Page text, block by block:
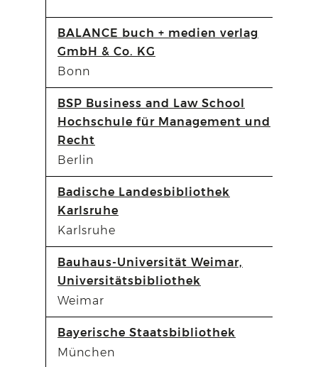
BALANCE buch + medien verlag
GmbH & Co. KG
Bonn
BSP Business and Law School
Hochschule für Management und
Recht
Berlin
Badische Landesbibliothek
Karlsruhe
Karlsruhe
Bauhaus-Universität Weimar,
Universitätsbibliothek
Weimar
Bayerische Staatsbibliothek
München